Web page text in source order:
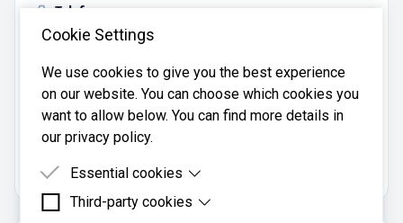
Telefon:
900 42 884
900 42 884
Egelandsdal Regnskap er registrert i
981460073.
Cookie Settings
We use cookies to give you the best experience
on our website. You can choose which cookies you
want to allow below. You can find more details in
our privacy policy.
Essential cookies
Essential cookies are cookies that are needed for
Third-party cookies